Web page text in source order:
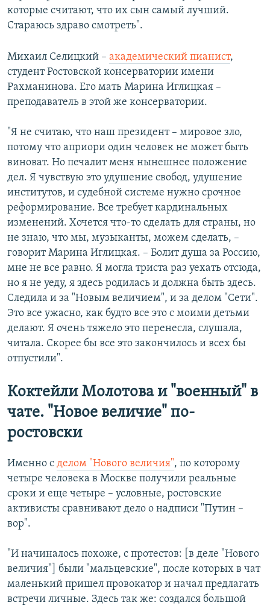
которые считают, что их сын самый лучший.
Стараюсь здраво смотреть".
Михаил Селицкий – академический пианист,
студент Ростовской консерватории имени
Рахманинова. Его мать Марина Иглицкая –
преподаватель в этой же консерватории.
"Я не считаю, что наш президент – мировое зло,
потому что априори один человек не может быть
виноват. Но печалит меня нынешнее положение
дел. Я чувствую это удушение свобод, удушение
институтов, и судебной системе нужно срочное
реформирование. Все требует кардинальных
изменений. Хочется что-то сделать для страны, но
не знаю, что мы, музыканты, можем сделать, –
говорит Марина Иглицкая. – Болит душа за Россию,
мне не все равно. Я могла триста раз уехать отсюда,
но я не уеду, я здесь родилась и должна быть здесь.
Следила и за "Новым величием", и за делом "Сети".
Это все ужасно, как будто все это с моими детьми
делают. Я очень тяжело это перенесла, слушала,
читала. Скорее бы все это закончилось и всех бы
отпустили".
Коктейли Молотова и "военный" в
чате. "Новое величие" по-
ростовски
Именно с делом "Нового величия", по которому
четыре человека в Москве получили реальные
сроки и еще четыре – условные, ростовские
активисты сравнивают дело о надписи "Путин –
вор".
"И начиналось похоже, с протестов: [в деле "Нового
величия"] были "мальцевские", после которых в чат
маленький пришел провокатор и начал предлагать
встречи личные. Здесь так же: создался большой